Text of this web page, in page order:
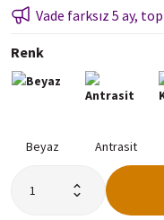
Vade farksız 5 ay,
Renk